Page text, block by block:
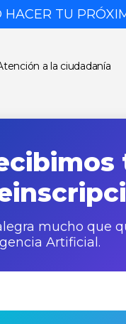
HACER TU
a la ciudadanía
mucho que
Artificial.